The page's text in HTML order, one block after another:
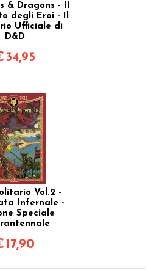
& Dragons - Il
degli Eroi - Il
Ufficiale di
D&D
34,95
Vol.2 -
Infernale -
Speciale
17,90